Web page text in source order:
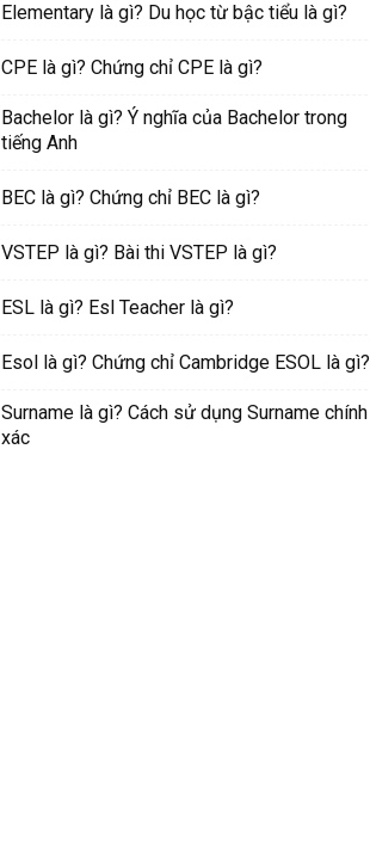
Elementary là gì? Du học từ bậc tiểu là gì?
CPE là gì? Chứng chỉ CPE là gì?
Bachelor là gì? Ý nghĩa của Bachelor trong
tiếng Anh
BEC là gì? Chứng chỉ BEC là gì?
VSTEP là gì? Bài thi VSTEP là gì?
ESL là gì? Esl Teacher là gì?
Esol là gì? Chứng chỉ Cambridge ESOL là gì?
Surname là gì? Cách sử dụng Surname chính
xác